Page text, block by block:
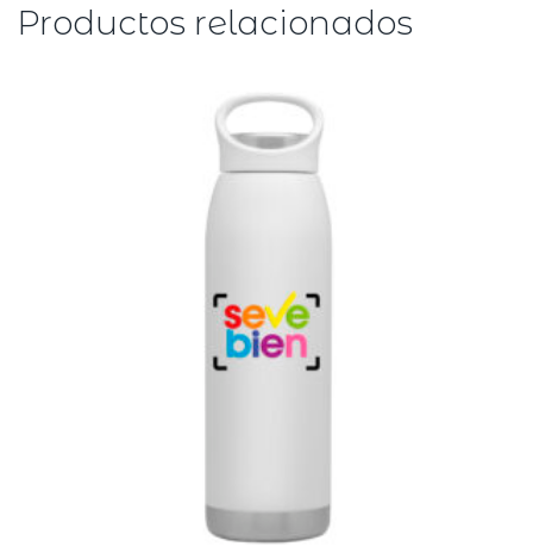
Productos relacionados